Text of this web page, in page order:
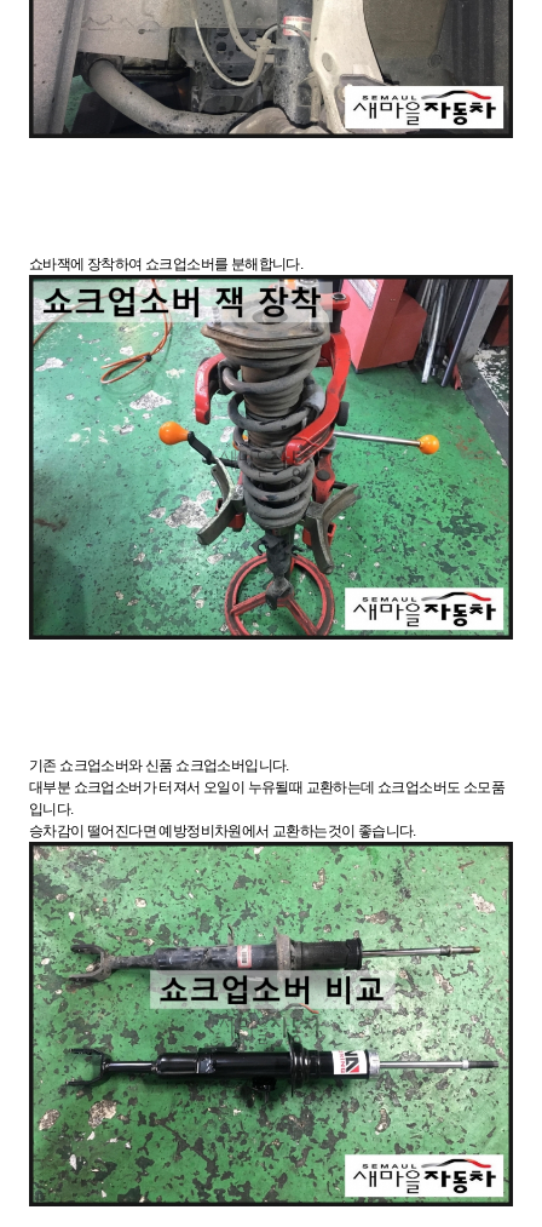
쇼바잭에 장착하여 쇼크업소버를 분해합니다.
기존 쇼크업소버와 신품 쇼크업소버입니다.
대부분 쇼크업소버가 터져서 오일이 누유될때 교환하는데 쇼크업소버도 소모품
입니다.
승차감이 떨어진다면 예방정비차원에서 교환하는것이 좋습니다.